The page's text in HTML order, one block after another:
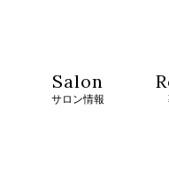
Salon
サロン情報